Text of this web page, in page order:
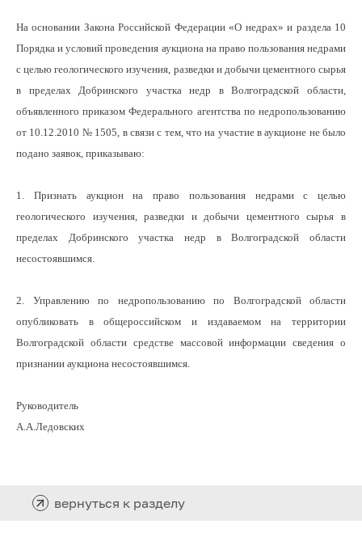
На основании Закона Российской Федерации «О недрах» и раздела 10
Порядка и условий проведения аукциона на право пользования недрами
с целью геологического изучения, разведки и добычи цементного сырья
в пределах Добринского участка недр в Волгоградской области,
объявленного приказом Федерального агентства по недропользованию
от 10.12.2010 № 1505, в связи с тем, что на участие в аукционе не было
подано заявок, приказываю:
1. Признать аукцион на право пользования недрами с целью
геологического изучения, разведки и добычи цементного сырья в
пределах Добринского участка недр в Волгоградской области
несостоявшимся.
2. Управлению по недропользованию по Волгоградской области
опубликовать в общероссийском и издаваемом на территории
Волгоградской области средстве массовой информации сведения о
признании аукциона несостоявшимся.
Руководитель
А.А.Ледовских
вернуться к разделу